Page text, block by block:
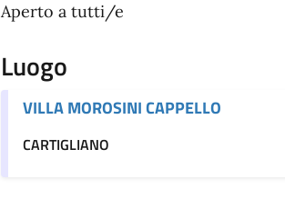
Aperto a tutti/e
Luogo
VILLA MOROSINI CAPPELLO
CARTIGLIANO